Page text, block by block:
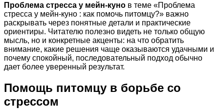
Проблема стресса у мейн-куно в теме «Проблема
стресса у мейн-куно : как помочь питомцу?» важно
раскрывать через понятные детали и практические
ориентиры. Читателю полезно видеть не только общую
мысль, но и конкретные акценты: на что обратить
внимание, какие решения чаще оказываются удачными и
почему спокойный, последовательный подход обычно
дает более уверенный результат.
Помощь питомцу в борьбе со
стрессом